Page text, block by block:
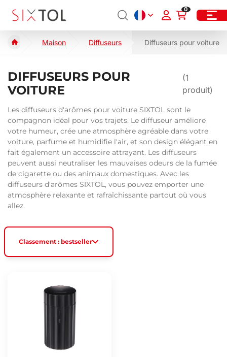
0
Maison Diffuseurs Diffuseurs pour voiture
DIFFUSEURS POUR
VOITURE
(1
produit)
Les diffuseurs d'arômes pour voiture SIXTOL sont le
compagnon idéal pour vos trajets. Le diffuseur améliore
votre humeur, crée une atmosphère agréable dans votre
voiture, parfume et humidifie l'air, et son design élégant en
fait également un accessoire attrayant. Les diffuseurs
peuvent aussi neutraliser les mauvaises odeurs de la fumée
de cigarette ou des animaux domestiques. Avec les
diffuseurs d'arômes SIXTOL, vous pouvez emporter une
atmosphère relaxante et rafraîchissante partout où vous
allez.
Classement : bestseller